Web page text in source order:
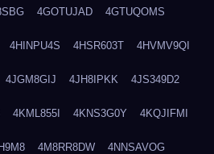
4GOTUJAD 4GTUQOMS
4HINPU4S 4HSR603T 4HVMV9QI
4JGM8GIJ 4JH8IPKK 4JS349D2
4KML855I 4KNS3G0Y 4KQJIFMI
4M8RR8DW 4NNSAVOG